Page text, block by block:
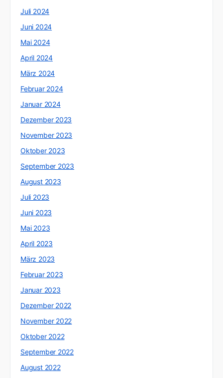
Juli 2024
Juni 2024
Mai 2024
April 2024
März 2024
Februar 2024
Januar 2024
Dezember 2023
November 2023
Oktober 2023
September 2023
August 2023
Juli 2023
Juni 2023
Mai 2023
April 2023
März 2023
Februar 2023
Januar 2023
Dezember 2022
November 2022
Oktober 2022
September 2022
August 2022